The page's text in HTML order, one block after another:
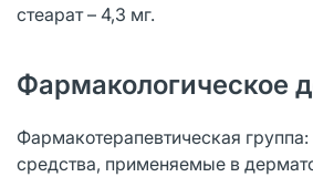
стеарат – 4,3 мг.
Фармакологическое
Фармакотерапевтическая
средства, применяемые в